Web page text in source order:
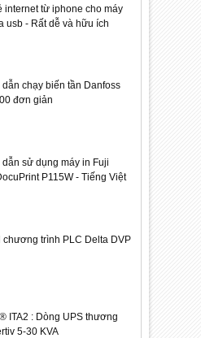
internet từ iphone cho máy
usb - Rất dễ và hữu ích
chạy biến tần Danfoss
đơn giản
sử dụng máy in Fuji
P115W - Tiếng Việt
chương trình PLC Delta DVP
ITA2 : Dòng UPS thương
5-30 KVA